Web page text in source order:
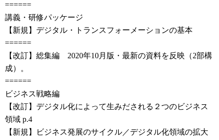
======
講義・研修パッケージ
【新規】デジタル・トランスフォーメーションの基本
======
【改訂】総集編 2020年10月版・最新の資料を反映（2部構
成）。
======
ビジネス戦略編
【改訂】デジタル化によって生みだされる２つのビジネス
領域 p.4
【新規】ビジネス発展のサイクル／デジタル化領域の拡大